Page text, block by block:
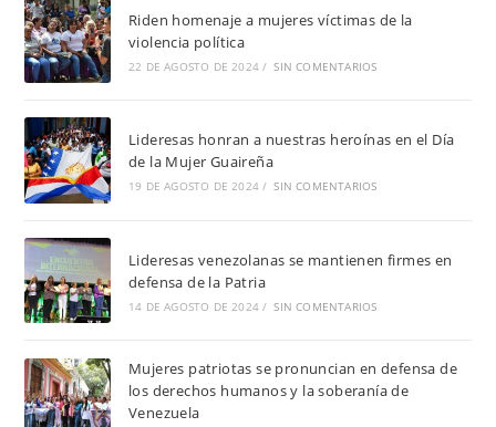
Riden homenaje a mujeres víctimas de la
violencia política
22 DE AGOSTO DE 2024 / SIN COMENTARIOS
Lideresas honran a nuestras heroínas en el Día
de la Mujer Guaireña
19 DE AGOSTO DE 2024 / SIN COMENTARIOS
Lideresas venezolanas se mantienen firmes en
defensa de la Patria
14 DE AGOSTO DE 2024 / SIN COMENTARIOS
Mujeres patriotas se pronuncian en defensa de
los derechos humanos y la soberanía de
Venezuela